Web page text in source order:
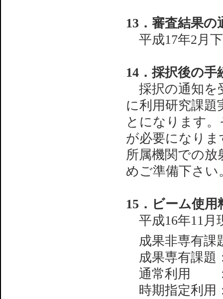
13．審査結果の
平成17年2月
14．採択後の
採択の通知を
に利用研究課題
とになります
が必要になりま
所属機関での
めご準備下さい
15．ビーム使用
平成16年11月
成果非専有課
成果専有課題
通常利用 ：
時期指定利用